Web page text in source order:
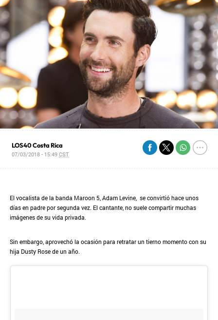
LOS40 Costa Rica
07/03/2018 - 15:49CST
El vocalista de la banda Maroon 5, Adam Levine, se convirtió hace unos
días en padre por segunda vez. El cantante, no suele compartir muchas
imágenes de su vida privada.
Sin embargo, aprovechó la ocasión para retratar un tierno momento con su
hija Dusty Rose de un año.